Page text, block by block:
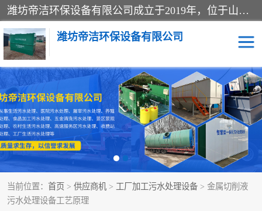
潍坊帝洁环保设备有限公司成立于2019年，位于山东省潍坊市潍城经济开发区；公司专注于环境保护专用设备及配件的研发、生产、安装与销售，同时涉及医用消毒设备、机电设备和仪器仪表的销售。此外，公司提供环保工程施工、环保技术研发与转让、技术服务以及环境工程专项设计服务，致力于为客户提供全面的环保解决方案，助力绿色可持续发展。
潍坊帝洁环保设备有限公司
当前位置： 首页 > 供应商机 > 工厂加工污水处理设备 > 金属切削液
污水处理设备工艺原理
一体化提升泵站 屠宰肉食品加工污水处理
设备
一体化生活污水处理设备 学校污水处理设备
医院污水处理设备 喷涂废水油墨废水
玻璃钢一体化污水处理设 水性涂料加工污水处理设